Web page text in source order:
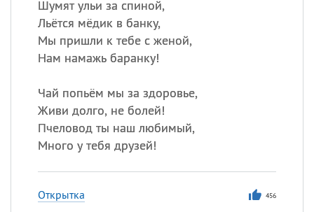
Шумят ульи за спиной,
Льётся мёдик в банку,
Мы пришли к тебе с женой,
Нам намажь баранку!
Чай попьём мы за здоровье,
Живи долго, не болей!
Пчеловод ты наш любимый,
Много у тебя друзей!
Открытка 456